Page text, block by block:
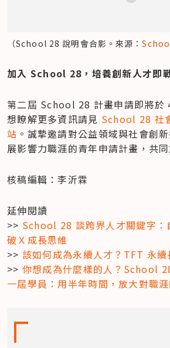
（School 28 說明會合影。來源：
加入 School 28，培養創新人才即
第二屆 School 28 計畫申請即將於
想瞭解更多資訊請見 School 28 社
站 。誠摯邀請對公益領域與社會創
展影響力職涯的青年申請計畫，共
核稿編輯：李沂霖
延伸閱讀
>> School 28 談跨界人才關鍵字：
破Ｘ成長思維
>> 該如何成為永續人才？TFT 永
>> 你想成為什麼樣的人？School
一屆學員：用半年時間，放大對職